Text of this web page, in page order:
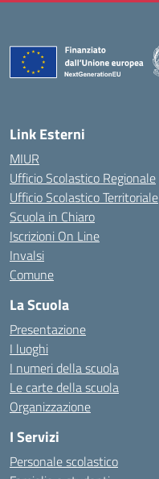
Link Esterni
MIUR
Ufficio Scolastico Regionale
Ufficio Scolastico Territoriale
Scuola in Chiaro
Iscrizioni On Line
Invalsi
Comune
La Scuola
Presentazione
I luoghi
I numeri della scuola
Le carte della scuola
Organizzazione
I Servizi
Personale scolastico